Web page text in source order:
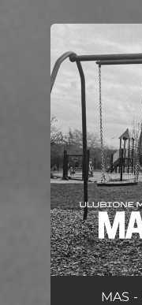
You're
Ulubione
MAS